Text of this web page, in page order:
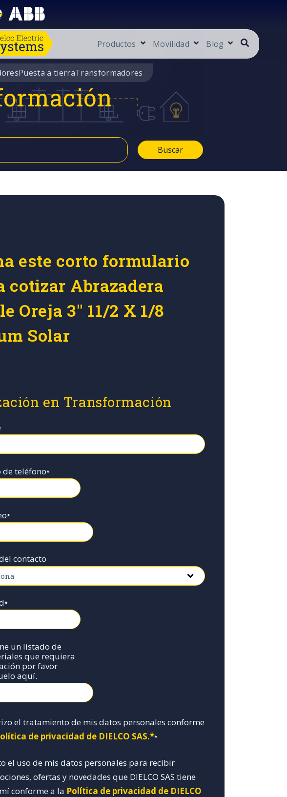
Productos Movilidad Blog
Puesta a tierraTransformadores
Buscar
este corto formulario
cotizar Abrazadera
Oreja 3" 11/2 X 1/8
Solar
en Transformación
de teléfono*
*
contacto
*
un listado de
que requiera
por favor
aquí.
el tratamiento de mis datos personales conforme
de privacidad de DIELCO SAS.**
el uso de mis datos personales para recibir
ofertas y novedades que DIELCO SAS tiene
conforme a la Política de privacidad de DIELCO